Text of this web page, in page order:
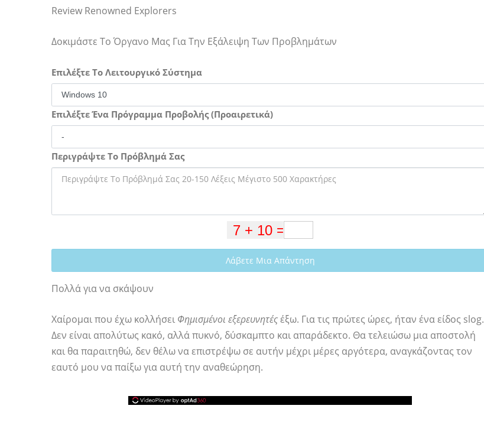
Review Renowned Explorers
Δοκιμάστε Το Όργανο Μας Για Την Εξάλειψη Των Προβλημάτων
Επιλέξτε Το Λειτουργικό Σύστημα
Επιλέξτε Ένα Πρόγραμμα Προβολής (Προαιρετικά)
Περιγράψτε Το Πρόβλημά Σας
Λάβετε Μια Απάντηση
Πολλά για να σκάψουν
Χαίρομαι που έχω κολλήσει Φημισμένοι εξερευνητέςέξω. Για τις πρώτες ώρες, ήταν ένα είδος slog.
Δεν είναι απολύτως κακό, αλλά πυκνό, δύσκαμπτο και απαράδεκτο. Θα τελειώσω μια αποστολή
και θα παραιτηθώ, δεν θέλω να επιστρέψω σε αυτήν μέχρι μέρες αργότερα, αναγκάζοντας τον
εαυτό μου να παίξω για αυτή την αναθεώρηση.